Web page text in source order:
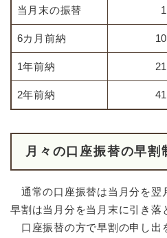
当月末の振替
6カ月前納
1年前納
2年前納
月々の口座振替の早割
通常の口座振替は当月分を翌
早割は当月分を当月末に引き落
口座振替の方で早割の申し出